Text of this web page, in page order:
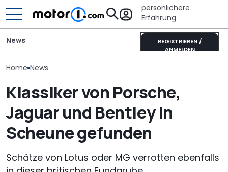
persönlichere
Erfahrung
REGISTRIEREN /
ANMELDEN
News
Home News
Klassiker von Porsche,
Jaguar und Bentley in
Scheune gefunden
Schätze von Lotus oder MG verrotten ebenfalls
Wer gehört wem? Alle
ihre Mutterkonzerne
Audi Q9 vs. Mercedes GLS:
Vergleich